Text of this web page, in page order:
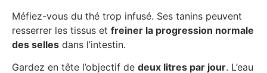
Méfiez-vous du thé trop infusé. Ses tanins peuvent
resserrer les tissus et freiner la progression normale
des selles dans l’intestin.
Gardez en tête l’objectif de deux litres par jour. L’eau